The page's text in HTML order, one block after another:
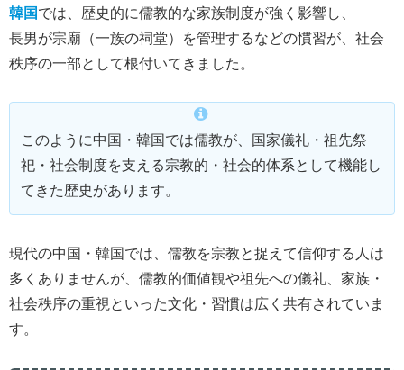
韓国では、歴史的に儒教的な家族制度が強く影響し、
長男が宗廟（一族の祠堂）を管理するなどの慣習が、社会
秩序の一部として根付いてきました。
このように中国・韓国では儒教が、国家儀礼・祖先祭
祀・社会制度を支える宗教的・社会的体系として機能し
てきた歴史があります。
現代の中国・韓国では、儒教を宗教と捉えて信仰する人は
多くありませんが、儒教的価値観や祖先への儀礼、家族・
社会秩序の重視といった文化・習慣は広く共有されていま
す。